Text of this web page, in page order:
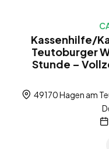
Kassenhilfe/
Teutoburger
Stunde –
49170 Hagen am